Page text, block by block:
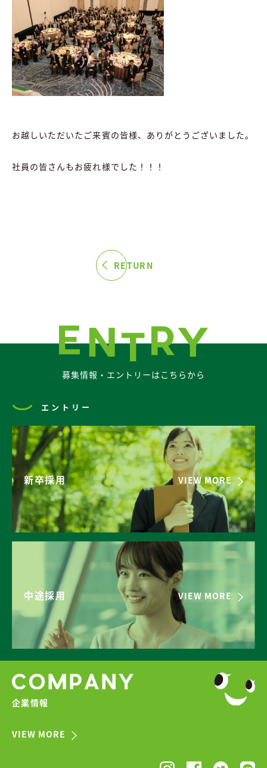
お越しいただいたご来賓の皆様、ありがとうございました。
社員の皆さんもお疲れ様でした！！！
RETURN
募集情報・エントリーはこちらから
エントリー
新卒採用 VIEW MORE
中途採用 VIEW MORE
企業情報
VIEW MORE